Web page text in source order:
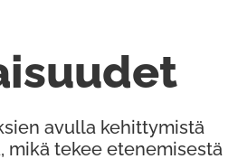
avulla kehittymistä
mikä tekee etenemisestä